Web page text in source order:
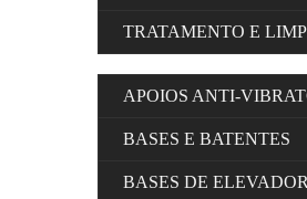
TRATAMENTO E
APOIOS ANTI-
BASES E BATENTES
BASES DE